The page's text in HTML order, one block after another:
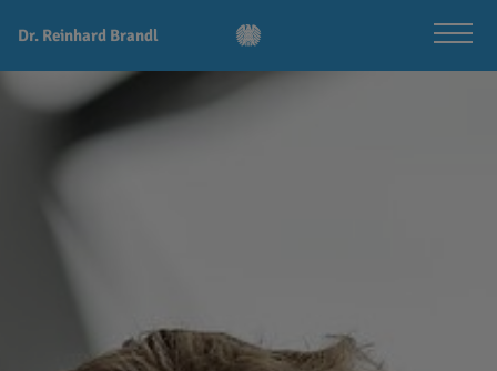
Dr. Reinhard Brandl